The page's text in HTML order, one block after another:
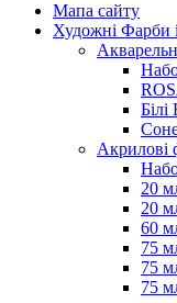
Мапа сайту
Художні Фарби
Акрилові
20
20
60
75
75
75